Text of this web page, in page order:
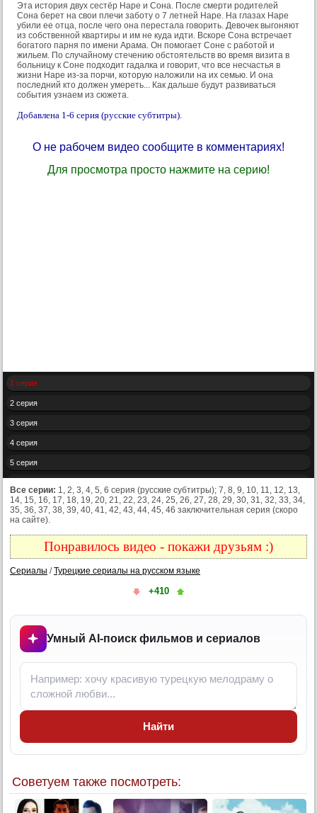
Эта история двух сестёр Наре и Сона. После смерти родителей
Сона берет на свои плечи заботу о 7 летней Наре. На глазах Наре
убили ее отца, после чего она перестала говорить. Девочек выгоняют
из собственной квартиры и им не куда идти. Вскоре Сона встречает
богатого парня по имени Арама. Он помогает Соне с работой и
жильем. По случайному стечению обстоятельств во время визита в
больницу к Соне подходит гадалка и говорит, что все несчастья в
жизни Наре из-за порчи, которую наложили на их семью. И она
последний кто должен умереть... Как дальше будут развиваться
события узнаем из сюжета.
Добавлена 1-6 серия (русские субтитры).
О не рабочем видео сообщите в комментариях!
Для просмотра просто нажмите на серию!
1 серия
2 серия
3 серия
4 серия
5 серия
Все серии: 1, 2, 3, 4, 5, 6 серия (русские субтитры); 7, 8, 9, 10, 11, 12, 13,
14, 15, 16, 17, 18, 19, 20, 21, 22, 23, 24, 25, 26, 27, 28, 29, 30, 31, 32, 33, 34,
35, 36, 37, 38, 39, 40, 41, 42, 43, 44, 45, 46 заключительная серия (скоро
на сайте).
Понравилось видео - покажи друзьям :)
Сериалы /Турецкие сериалы на русском языке
+410
Умный AI-поиск фильмов и сериалов
Найти
Советуем также посмотреть: